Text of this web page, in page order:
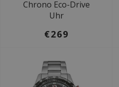
Chrono Eco-Drive
Uhr
€269